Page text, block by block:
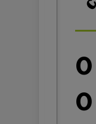
0
0